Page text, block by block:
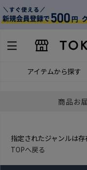
アイテムから探す
商品お
指定されたジャンルは存
TOPへ戻る